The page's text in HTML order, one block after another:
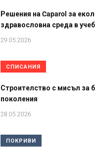
Решения на Caparol за
здравословна среда в
29.05.2026
СПИСАНИЯ
Строителство с мисъл за
поколения
28.05.2026
ПОКРИВИ